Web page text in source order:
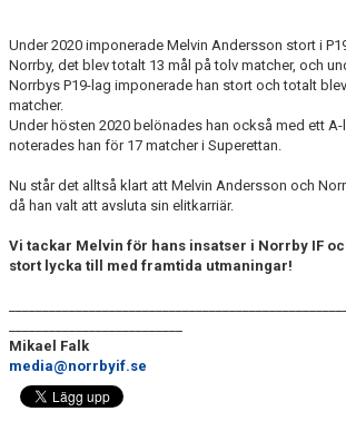
Under 2020 imponerade Melvin Andersson stort i
Norrby, det blev totalt 13 mål på tolv matcher, och
Norrbys P19-lag imponerade han stort och totalt
matcher.
Under hösten 2020 belönades han också med ett
noterades han för 17 matcher i Superettan.
Nu står det alltså klart att Melvin Andersson och
då han valt att avsluta sin elitkarriär.
Vi tackar Melvin för hans insatser i Norrby IF
stort lycka till med framtida utmaningar!
Mikael Falk
media@norrbyif.se